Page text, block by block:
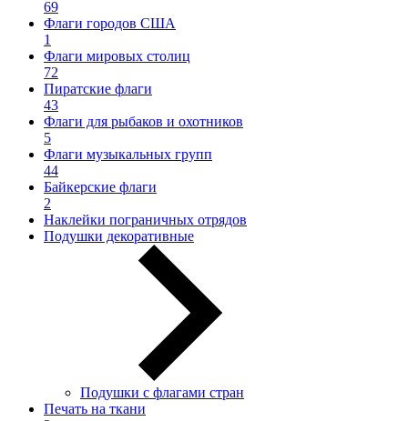
69
Флаги городов США
1
Флаги мировых столиц
72
Пиратские флаги
43
Флаги для рыбаков и охотников
5
Флаги музыкальных групп
44
Байкерские флаги
2
Наклейки пограничных отрядов
Подушки декоративные
Подушки с флагами стран
Печать на ткани